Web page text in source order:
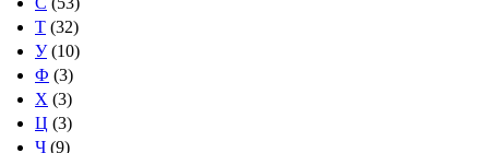
Т (32)
У(10)
Ф (3)
Х (3)
Ц (3)
Ч (9)